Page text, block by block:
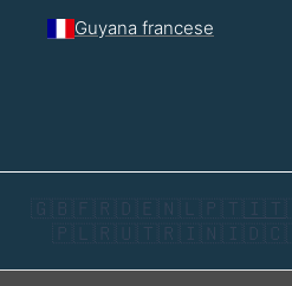
Guyana francese
🇬🇧 🇫🇷 🇩🇪 🇳🇱 🇵🇹 🇮🇹
🇵🇱 🇷🇺 🇹🇷 🇮🇳 🇮🇩